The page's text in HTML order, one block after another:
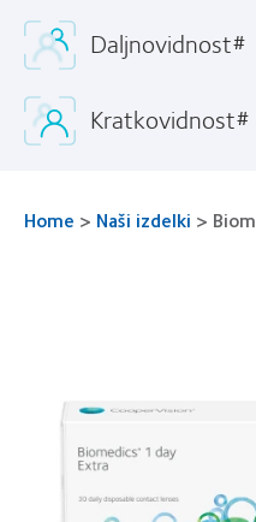
Daljnovidnost#
Kratkovidnost#
Home > Naši izdelki >